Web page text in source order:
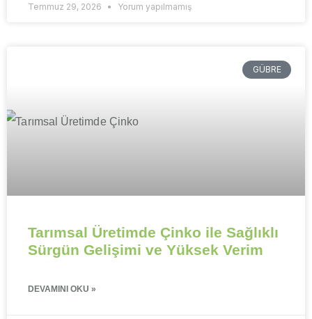
Temmuz 29, 2026 Yorum yapılmamış
GÜBRE
Tarımsal Üretimde Çinko ile Sağlıklı
Sürgün Gelişimi ve Yüksek Verim
DEVAMINI OKU »